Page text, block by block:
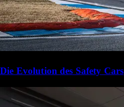
Die Evolution des Safety Cars